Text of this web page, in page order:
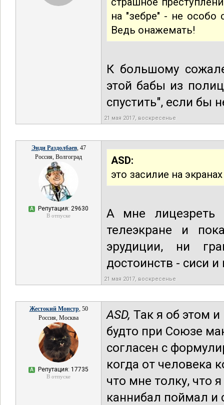
на "зебре" - не
Ведь онажемать!
К большому
этой бабы из
спустить", если бы
21 мая 2017, воскресенье
Энди Раздолбаев, 47
Россия, Волгоград
А Репутация: 29630
В отпуске
ASD:
это засилие на
А мне лицезреть
телеэкране и
эрудиции, ни
достоинств - сиси
21 мая 2017, воскресенье
Жестокий Монстр, 50
Россия, Москва
А Репутация: 17735
В отпуске
ASD, Так я об этом
будто при Союзе
согласен с
когда от человека
что мне толку, что
каннибал поймал и